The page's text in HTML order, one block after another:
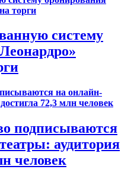
систему
подписываются
аудитория
человек